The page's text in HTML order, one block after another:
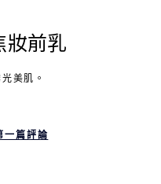
妝前乳
美肌。
一篇評論